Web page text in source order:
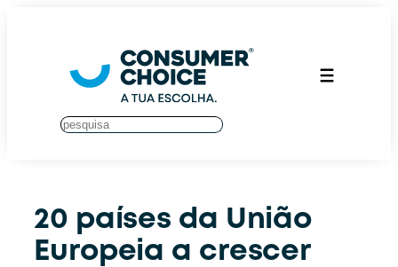
conteúdo
S
n
20 países da União
Europeia a crescer